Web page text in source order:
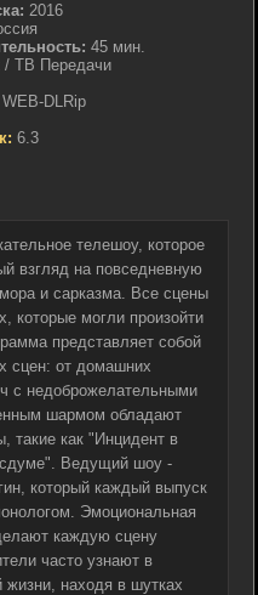
2016
45 мин.
/ ТВ Передачи
WEB-DLRip
6.3
телешоу, которое
взгляд на повседневную
и сарказма. Все сцены
которые могли произойти
представляет собой
сцен: от домашних
с недоброжелательными
шармом обладают
такие как "Инцидент в
Ведущий шоу -
который каждый выпуск
Эмоциональная
каждую сцену
часто узнают в
жизни, находя в шутках